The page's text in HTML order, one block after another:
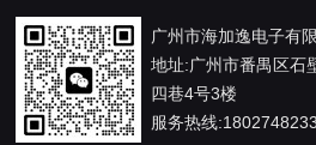
广州市海加逸电子有
地址:广州市番禺区石
四巷4号3楼
服务热线